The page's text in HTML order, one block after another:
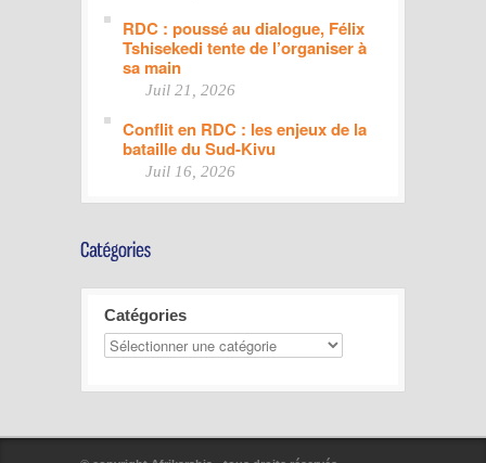
RDC : poussé au dialogue, Félix
Tshisekedi tente de l’organiser à
sa main
Juil 21, 2026
Conflit en RDC : les enjeux de la
bataille du Sud-Kivu
Juil 16, 2026
Catégories